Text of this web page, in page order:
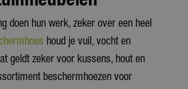
doen hun werk, zeker over een heel
houd je vuil, vocht en
geldt zeker voor kussens, hout en
beschermhoezen voor